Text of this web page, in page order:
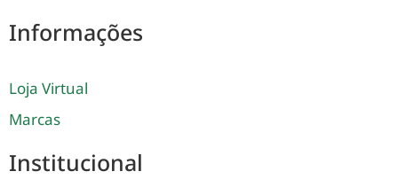
Informações
Loja Virtual
Marcas
Institucional